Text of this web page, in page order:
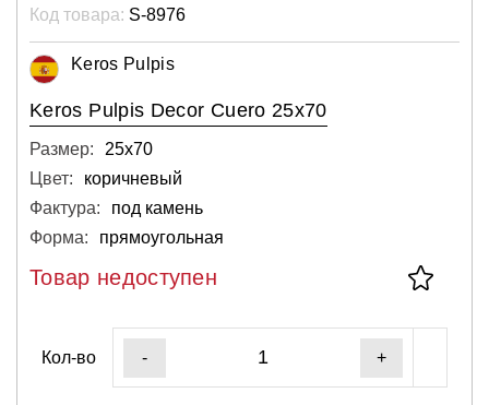
Код товара: S-8976
Keros Pulpis
Keros Pulpis Decor Cuero 25x70
Размер:
25х70
Цвет:
коричневый
Фактура:
под камень
Форма:
прямоугольная
Товар недоступен
Кол-во - +